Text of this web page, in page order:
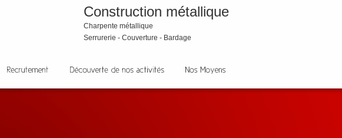
Construction métallique
Charpente métallique
Serrurerie - Couverture - Bardage